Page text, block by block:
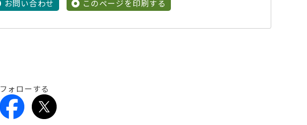
お問い合わせ このページを印刷する
フォローする